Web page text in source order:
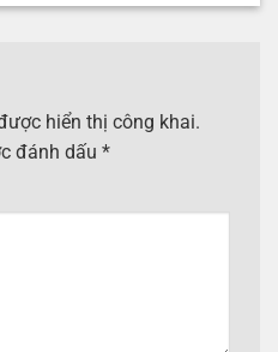
hiển thị công khai.
đánh dấu *